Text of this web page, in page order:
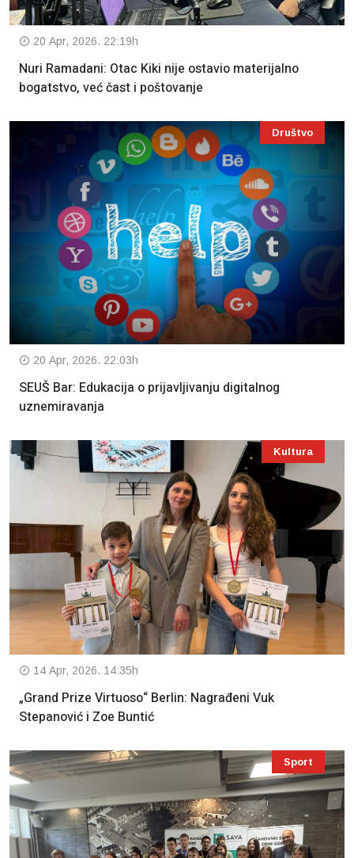
20 Apr, 2026. 22:19h
Nuri Ramadani: Otac Kiki nije ostavio materijalno
bogatstvo, već čast i poštovanje
Društvo
20 Apr, 2026. 22:03h
SEUŠ Bar: Edukacija o prijavljivanju digitalnog
uznemiravanja
Kultura
14 Apr, 2026. 14:35h
„Grand Prize Virtuoso“ Berlin: Nagrađeni Vuk
Stepanović i Zoe Buntić
Sport